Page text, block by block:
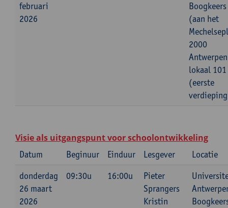
februari
2026
(aan het
2000
lokaal 101
(eerste
Visie als uitgangspunt voor schoolontwikkeling
Datum Beginuur Einduur Lesgever
Locatie
donderdag
26 maart
2026
09:30u 16:00u
Pieter
Sprangers
Kristin